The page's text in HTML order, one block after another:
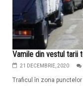
Vamile din vestul tarii
21 DECEMBRIE, 2020
Traficul în zona